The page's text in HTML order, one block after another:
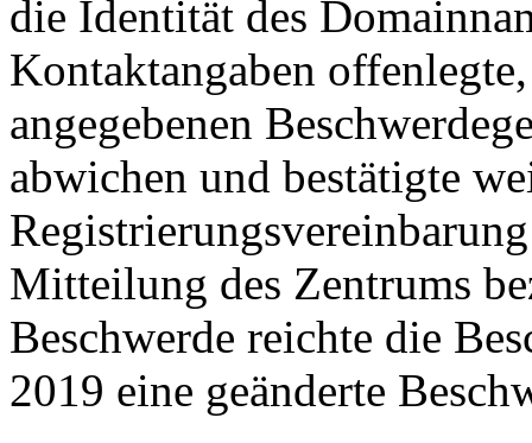
die Identität des
Kontaktangaben
angegebenen
abwichen und bestätigte
Mitteilung des Zentrums
Beschwerde reichte die
2019 eine geänderte